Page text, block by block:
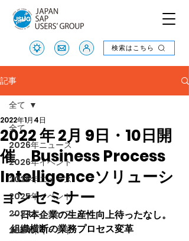
検索はこちら
検索はこちら
記事
全て
2026年ニュース
2026年イベント
2025年ニュース
2025年イベント
2024年ニュース
2024年イベント
全て
2022 年 2月 9日・10日開
催 Business Process
Intelligenceソリューシ
ョンセミナー
2022年1月4日
～日本企業の生産性向上待ったなし。
組織横断の業務プロセス変革